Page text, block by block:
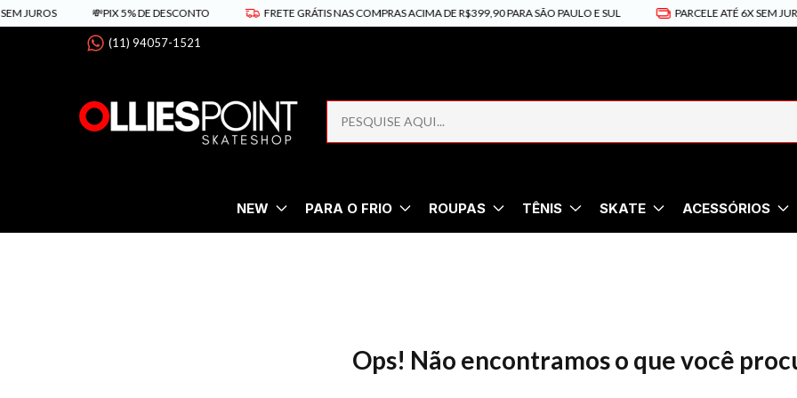
JUROS 💸PIX 5% DE DESCONTO FRETE GRÁTIS NAS COMPRAS ACIMA DE R$399,90 PARA SÃO PAULO E SUL PARCELE ATÉ 6X SEM JUROS
(11) 94057-1521
NEW PARA O FRIO ROUPAS TÊNIS SKATE ACESSÓRIOS
Ops! Não encontramos o que você